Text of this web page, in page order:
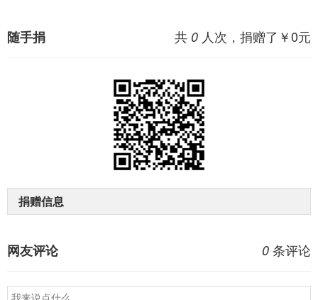
共 0 人次，捐赠了￥0元
随手捐
捐赠信息
0 条评论
网友评论